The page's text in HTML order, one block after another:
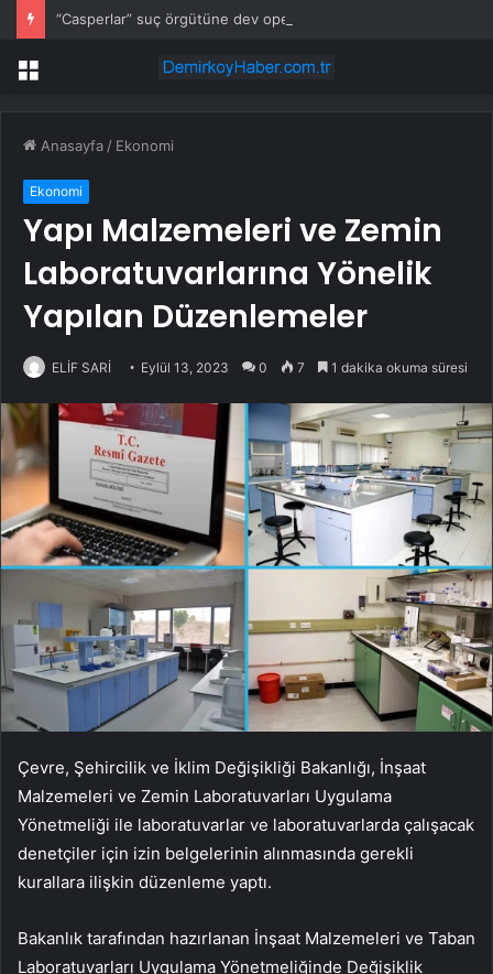
Menü
Anasayfa / Ekonomi
Ekonomi
Yapı Malzemeleri ve Zemin
Laboratuvarlarına Yönelik
Yapılan Düzenlemeler
ELİF SARİ Eylül 13, 2023 0 7 1 dakika okuma süresi
Çevre, Şehircilik ve İklim Değişikliği Bakanlığı, İnşaat
Malzemeleri ve Zemin Laboratuvarları Uygulama
Yönetmeliği ile laboratuvarlar ve laboratuvarlarda çalışacak
denetçiler için izin belgelerinin alınmasında gerekli
kurallara ilişkin düzenleme yaptı.
Bakanlık tarafından hazırlanan İnşaat Malzemeleri ve Taban
Laboratuvarları Uygulama Yönetmeliğinde Değişiklik